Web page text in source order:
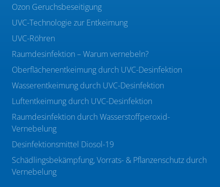
Ozon Geruchsbeseitigung
UVC-Technologie zur Entkeimung
UVC-Röhren
Raumdesinfektion – Warum vernebeln?
Oberflächenentkeimung durch UVC-Desinfektion
Wasserentkeimung durch UVC-Desinfektion
Luftentkeimung durch UVC-Desinfektion
Raumdesinfektion durch Wasserstoffperoxid-
Vernebelung
Desinfektionsmittel Diosol-19
Schädlingsbekämpfung, Vorrats- & Pflanzenschutz durch
Vernebelung